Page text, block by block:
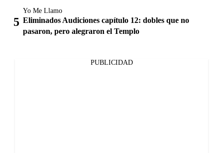
Yo Me Llamo
Eliminados Audiciones capítulo 12: dobles que no
pasaron, pero alegraron el Templo
PUBLICIDAD